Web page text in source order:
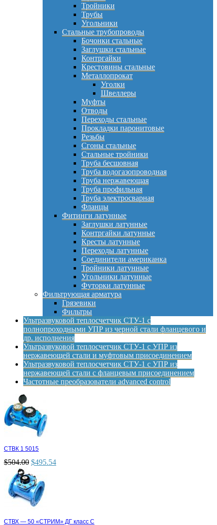
Тройники
Трубы
Угольники
Стальные трубопроводы
Бочонки стальные
Заглушки стальные
Контргайки
Крестовины стальные
Металлопрокат
Уголки
Швеллеры
Муфты
Отводы
Переходы стальные
Прокладки паронитовые
Резьбы
Сгоны стальные
Стальные тройники
Труба бесшовная
Труба водогазопроводная
Труба нержавеющая
Труба профильная
Труба электросварная
Фланцы
Фитинги латунные
Заглушки латунные
Контргайки латунные
Кресты латунные
Переходы латунные
Соединители американка
Тройники латунные
Угольники латунные
Футорки латунные
Фильтрующая арматура
Грязевики
Фильтры
Ультразвуковой теплосчетчик СТУ-1 с
полнопроходными УПР из черной стали фланцевого и
др. исполнения
Ультразвуковой теплосчетчик СТУ-1 с УПР из
нержавеющей стали и муфтовым присоединением
Ультразвуковой теплосчетчик СТУ-1 с УПР из
нержавеющей стали с фланцевым присоединением
Частотные преобразователи advanced control
СТВК 1 5015
$504.00 $495.54
СТВХ — 50 «СТРИМ» ДГ класс С